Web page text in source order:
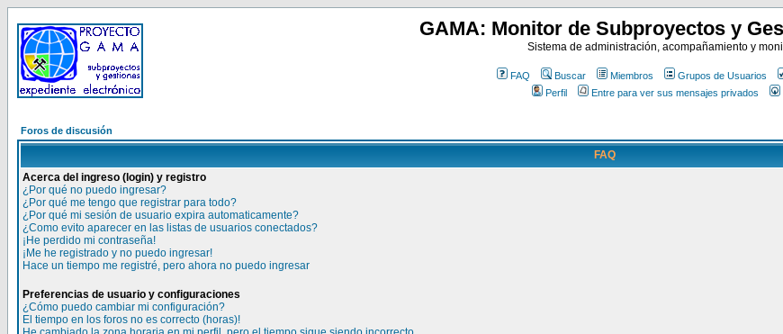
GAMA: Monitor de Subproyectos y
Sistema de administración, acompañamiento y
FAQ Buscar Miembros Grupos de Usuarios
Perfil
Entre para ver sus mensajes privados
Foros de discusión
FAQ
Acerca del ingreso (login) y registro
¿Por qué no puedo ingresar?
¿Por qué me tengo que registrar para todo?
¿Por qué mi sesión de usuario expira automaticamente?
¿Como evito aparecer en las listas de usuarios conectados?
¡He perdido mi contraseña!
¡Me he registrado y no puedo ingresar!
Hace un tiempo me registré, pero ahora no puedo ingresar
Preferencias de usuario y configuraciones
¿Cómo puedo cambiar mi configuración?
El tiempo en los foros no es correcto (horas)!